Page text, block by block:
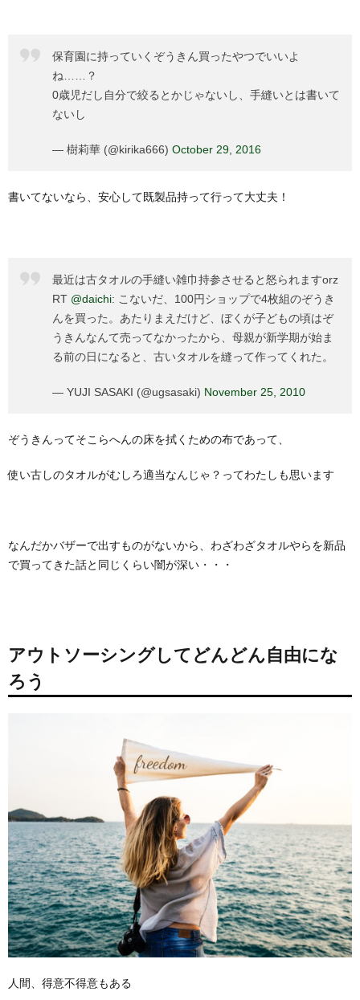
保育園に持っていくぞうきん買ったやつでいいよ
ね……？
0歳児だし自分で絞るとかじゃないし、手縫いとは書いて
ないし
— 樹莉華 (@kirika666)October 29, 2016
書いてないなら、安心して既製品持って行って大丈夫！
最近は古タオルの手縫い雑巾持参させると怒られますorz
RT @daichi: こないだ、100円ショップで4枚組のぞうき
んを買った。あたりまえだけど、ぼくが子どもの頃はぞ
うきんなんて売ってなかったから、母親が新学期が始ま
る前の日になると、古いタオルを縫って作ってくれた。
— YUJI SASAKI (@ugsasaki) November 25, 2010
ぞうきんってそこらへんの床を拭くための布であって、
使い古しのタオルがむしろ適当なんじゃ？ってわたしも思います
なんだかバザーで出すものがないから、わざわざタオルやらを新品
で買ってきた話と同じくらい闇が深い・・・
アウトソーシングしてどんどん自由にな
ろう
人間、得意不得意もある